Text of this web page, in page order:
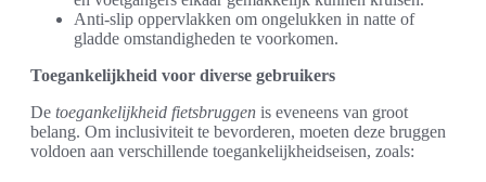
Anti-slip oppervlakken om ongelukken in natte of
gladde omstandigheden te voorkomen.
Toegankelijkheid voor diverse gebruikers
De toegankelijkheid fietsbruggen is eveneens van groot
belang. Om inclusiviteit te bevorderen, moeten deze bruggen
voldoen aan verschillende toegankelijkheidseisen, zoals: